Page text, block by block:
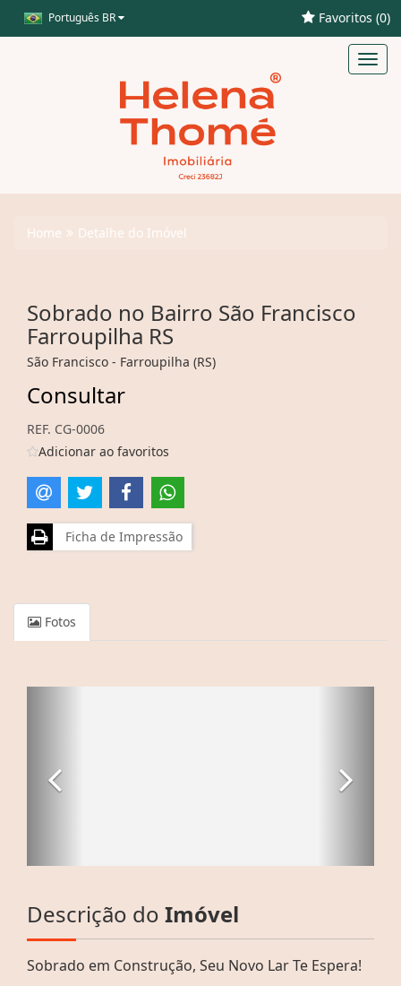
Português BR Favoritos (0)
Home Detalhe do Imóvel
Sobrado no Bairro São Francisco
Farroupilha RS
São Francisco - Farroupilha (RS)
Consultar
REF. CG-0006
Adicionar ao favoritos
Ficha de Impressão
Fotos
Descrição do Imóvel
Sobrado em Construção, Seu Novo Lar Te Espera!